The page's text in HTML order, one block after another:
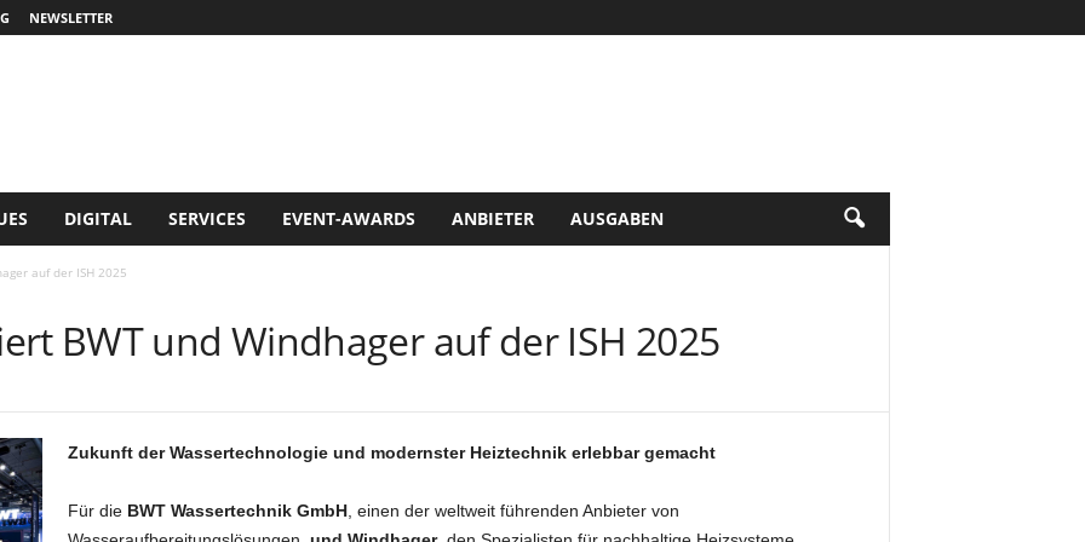
NEWSLETTER
DIGITAL SERVICES EVENT-AWARDS ANBIETER AUSGABEN
auf der ISH 2025
BWT und Windhager auf der ISH 2025
Zukunft der Wassertechnologie und modernster Heiztechnik erlebbar gemacht
Für die BWT Wassertechnik GmbH, einen der weltweit führenden Anbieter von